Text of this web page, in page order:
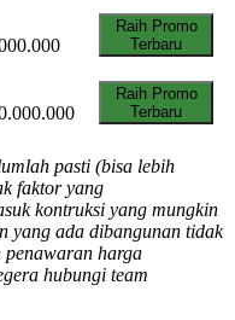
Raih Promo
Terbaru
Raih Promo
Terbaru
pasti (bisa lebih
faktor yang
kontruksi yang mungkin
yang ada dibangunan tidak
penawaran harga
hubungi team